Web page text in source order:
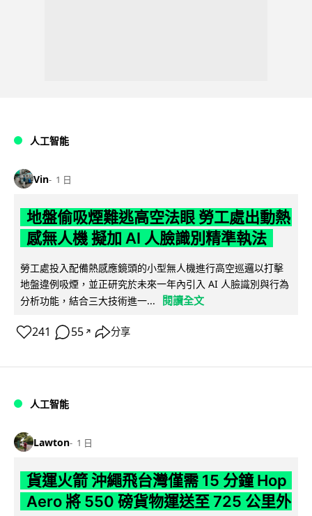
人工智能
Vin 1 日
地盤偷吸煙難逃高空法眼 勞工處出動熱
感無人機 擬加 AI 人臉識別精準執法
勞工處投入配備熱感應鏡頭的小型無人機進行高空巡邏以打擊
地盤違例吸煙，並正研究於未來一年內引入 AI 人臉識別與行為
分析功能，結合三大技術進一...
閱讀全文
241 55 ↗ 分享
人工智能
Lawton 1 日
貨運火箭 沖繩飛台灣僅需 15 分鐘 Hop
Aero 將 550 磅貨物運送至 725 公里外